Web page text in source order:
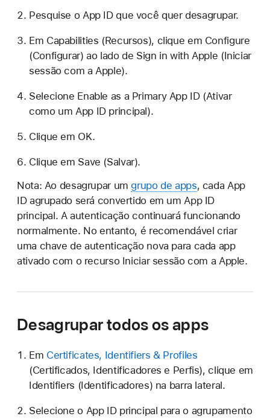
Pesquise o App ID que você quer desagrupar.
Em Capabilities (Recursos), clique em Configure
(Configurar) ao lado de Sign in with Apple (Iniciar
sessão com a Apple).
Selecione Enable as a Primary App ID (Ativar
como um App ID principal).
Clique em OK.
Clique em Save (Salvar).
Nota: Ao desagrupar um grupo de apps, cada App
ID agrupado será convertido em um App ID
principal. A autenticação continuará funcionando
normalmente. No entanto, é recomendável criar
uma chave de autenticação nova para cada app
ativado com o recurso Iniciar sessão com a Apple.
Desagrupar todos os apps
Em Certificates, Identifiers & Profiles
(Certificados, Identificadores e Perfis), clique em
Identifiers (Identificadores) na barra lateral.
Selecione o App ID principal para o agrupamento